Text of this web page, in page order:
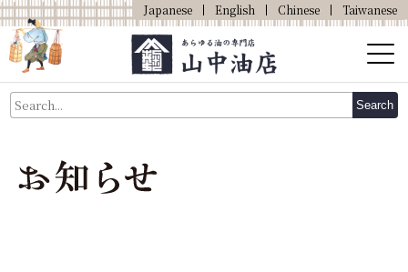
Japanese English Chinese Taiwanese
Search
About Us
Products